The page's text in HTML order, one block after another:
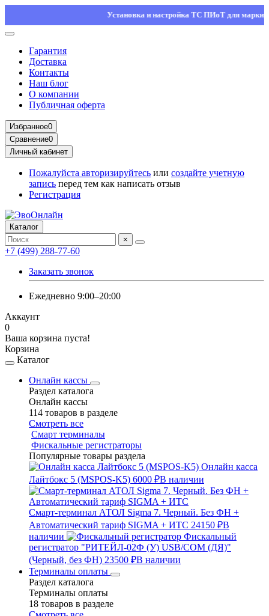
Установка и настройка ТС ПИоТ для
Гарантия
Доставка
Контакты
Наш блог
О компании
Публичная оферта
Избранное0
Сравнение0
Личный кабинет
Пожалуйста авторизируйтесь или создайте учетную
запись перед тем как написать отзыв
Регистрация
Каталог
×
+7 (499) 288-77-60
Заказать звонок
Ежедневно 9:00–20:00
Аккаунт
0
Ваша корзина пуста!
Корзина
Каталог
Онлайн кассы
Раздел каталога
Онлайн кассы
114 товаров в разделе
Смотреть все
Смарт терминалы
Фискальные регистраторы
Популярные товары раздела
Онлайн касса
Лайтбокс 5 (MSPOS-K5) 6000 ₽В наличии
Смарт-терминал АТОЛ Sigma 7. Черный. Без ФН +
Автоматический тариф SIGMA + ИТС 24150 ₽В
наличии
Фискальный
регистратор "РИТЕЙЛ-02Ф (У) USB/COM (ДЯ)"
(Черный, без ФН) 23500 ₽В наличии
Терминалы оплаты
Раздел каталога
Терминалы оплаты
18 товаров в разделе